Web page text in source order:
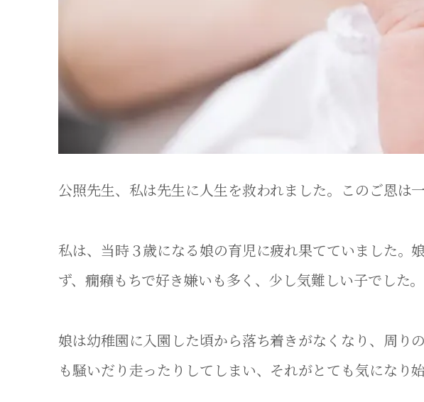
公照先生、私は先生に人生を救われました。このご恩は
私は、当時３歳になる娘の育児に疲れ果てていました。
ず、癇癪もちで好き嫌いも多く、少し気難しい子でした。
娘は幼稚園に入園した頃から落ち着きがなくなり、周り
も騒いだり走ったりしてしまい、それがとても気になり始